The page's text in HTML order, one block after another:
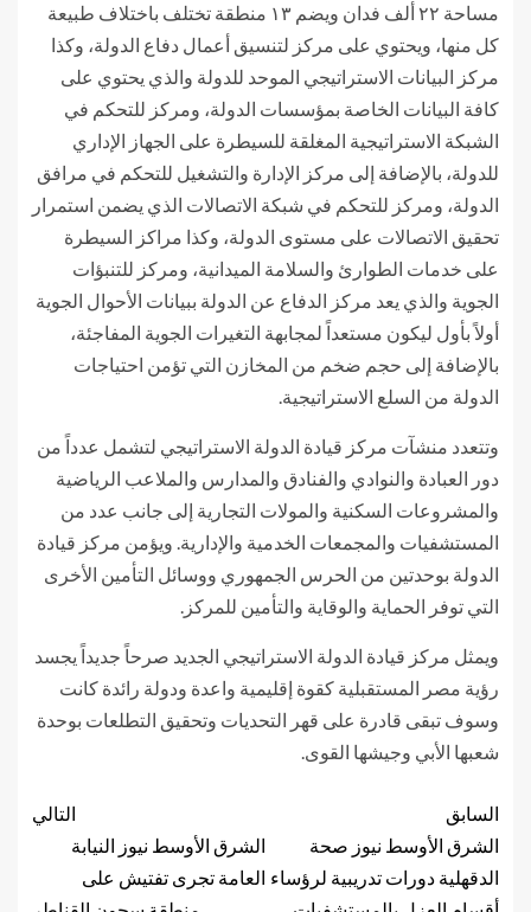
مساحة ۲۲ ألف فدان ويضم ۱۳ منطقة تختلف باختلاف طبيعة
كل منها، ويحتوي على مركز لتنسيق أعمال دفاع الدولة، وكذا
مركز البيانات الاستراتيجي الموحد للدولة والذي يحتوي على
كافة البيانات الخاصة بمؤسسات الدولة، ومركز للتحكم في
الشبكة الاستراتيجية المغلقة للسيطرة على الجهاز الإداري
للدولة، بالإضافة إلى مركز الإدارة والتشغيل للتحكم في مرافق
الدولة، ومركز للتحكم في شبكة الاتصالات الذي يضمن استمرار
تحقيق الاتصالات على مستوى الدولة، وكذا مراكز السيطرة
على خدمات الطوارئ والسلامة الميدانية، ومركز للتنبؤات
الجوية والذي يعد مركز الدفاع عن الدولة ببيانات الأحوال الجوية
أولاً بأول ليكون مستعداً لمجابهة التغيرات الجوية المفاجئة،
بالإضافة إلى حجم ضخم من المخازن التي تؤمن احتياجات
الدولة من السلع الاستراتيجية.
وتتعدد منشآت مركز قيادة الدولة الاستراتيجي لتشمل عدداً من
دور العبادة والنوادي والفنادق والمدارس والملاعب الرياضية
والمشروعات السكنية والمولات التجارية إلى جانب عدد من
المستشفيات والمجمعات الخدمية والإدارية. ويؤمن مركز قيادة
الدولة بوحدتين من الحرس الجمهوري ووسائل التأمين الأخرى
التي توفر الحماية والوقاية والتأمين للمركز.
ويمثل مركز قيادة الدولة الاستراتيجي الجديد صرحاً جديداً يجسد
رؤية مصر المستقبلية كقوة إقليمية واعدة ودولة رائدة كانت
وسوف تبقى قادرة على قهر التحديات وتحقيق التطلعات بوحدة
شعبها الأبي وجيشها القوى.
السابق
الشرق الأوسط نيوز صحة
الدقهلية دورات تدريبية لرؤساء
التالي
الشرق الأوسط نيوز النيابة
العامة تجرى تفتيش على